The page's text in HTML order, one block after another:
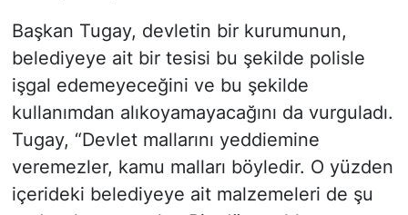
Başkan Tugay, devletin bir kurumunun,
belediyeye ait bir tesisi bu şekilde polisle
işgal edemeyeceğini ve bu şekilde
kullanımdan alıkoyamayacağını da vurguladı.
Tugay, “Devlet mallarını yeddiemine
veremezler, kamu malları böyledir. O yüzden
içerideki belediyeye ait malzemeleri de şu